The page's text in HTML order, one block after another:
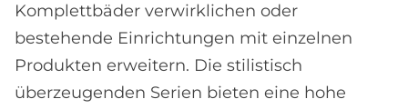
Komplettbäder verwirklichen oder
bestehende Einrichtungen mit einzelnen
Produkten erweitern. Die stilistisch
überzeugenden Serien bieten eine hohe